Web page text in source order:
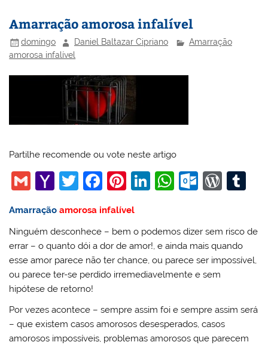
Amarração amorosa infalível
domingo Daniel Baltazar Cipriano
Amarração
amorosa infalível
Partilhe recomende ou vote neste artigo
G
ai
l
Y
h
o
o
M
ai
l
T
itt
er
F
c
e
b
o
k
Pi
er
e
st
Li
e
dI
n
W
s
A
p
O
o
k.
c
m
W
Pr
e
bl
r
Amarração amorosa infalível
Ninguém desconhece – bem o podemos dizer sem risco de
errar – o quanto dói a dor de amor!, e ainda mais quando
esse amor parece não ter chance, ou parece ser impossível,
ou parece ter-se perdido irremediavelmente e sem
hipótese de retorno!
Por vezes acontece – sempre assim foi e sempre assim será
– que existem casos amorosos desesperados, casos
amorosos impossíveis, problemas amorosos que parecem